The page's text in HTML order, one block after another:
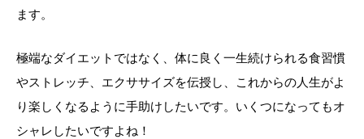
ます。
極端なダイエットではなく、体に良く一生続けられる食習慣
やストレッチ、エクササイズを伝授し、これからの人生がよ
り楽しくなるように手助けしたいです。いくつになってもオ
シャレしたいですよね！